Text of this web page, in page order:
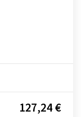
127,24 €